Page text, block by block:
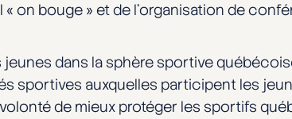
on bouge » et de l’organisation de
dans la sphère sportive
sportives auxquelles participent les
de mieux protéger les sportifs